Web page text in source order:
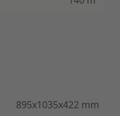
895x1035x422 mm